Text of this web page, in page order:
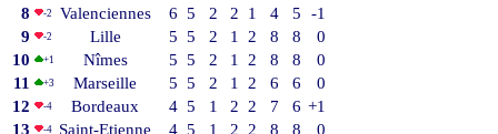
8
-2 Valenciennes 6 5 2 2 1 4 5
-1
9
-2 Lille 5 5 2 1 2 8 8
0
10
+1 Nîmes 5 5 2 1 2 8 8
0
11
+3 Marseille 5 5 2 1 2 6 6
0
12
-4 Bordeaux 4 5 1 2 2 7 6 +1
13
-4 Saint-Etienne 4 5 1 2 2 8 8
0